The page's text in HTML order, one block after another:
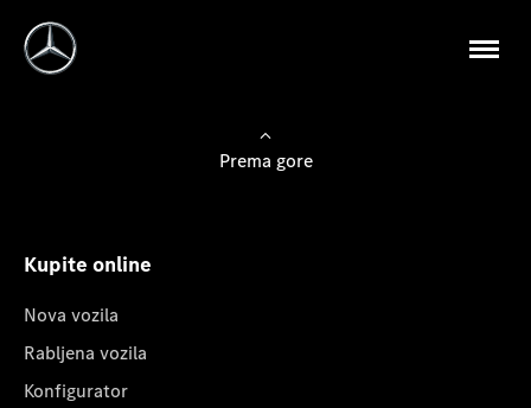
Prema gore
Kupite online
Nova vozila
Rabljena vozila
Konfigurator